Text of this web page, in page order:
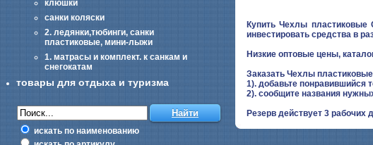
клюшки
санки коляски
2. ледянки,тюбинги, санки
пластиковые, мини-лыжи
1. матрасы и комплект. к санкам и
снегокатам
товары для отдыха и туризма
искать по наименованию
Купить Чехлы пластиковые
инвестировать средства в
Низкие оптовые цены,
Заказать Чехлы
1). добавьте понравившийся
2). сообщите названия
Резерв действует 3